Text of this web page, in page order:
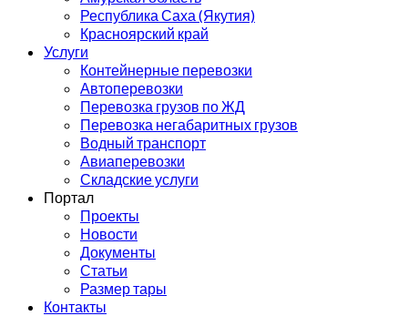
Республика Саха (Якутия)
Красноярский край
Услуги
Контейнерные перевозки
Автоперевозки
Перевозка грузов по ЖД
Перевозка негабаритных грузов
Водный транспорт
Авиаперевозки
Складские услуги
Портал
Проекты
Новости
Документы
Статьи
Размер тары
Контакты